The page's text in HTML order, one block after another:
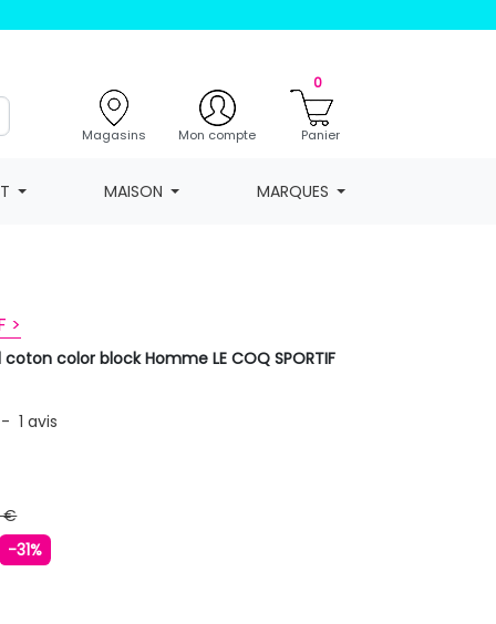
Magasins Mon compte
0
Panier
MAISON MARQUES
>
color block Homme LE COQ SPORTIF
- 1avis
€
-31%